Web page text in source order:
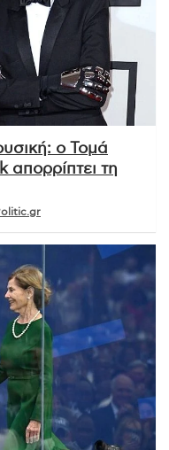
ο Τομά
τη